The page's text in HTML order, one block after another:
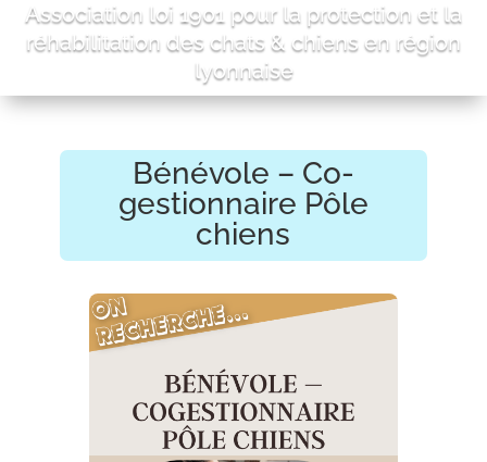
Association loi 1901 pour la protection et la
réhabilitation des chats & chiens en région
lyonnaise
Bénévole – Co-
gestionnaire Pôle
chiens